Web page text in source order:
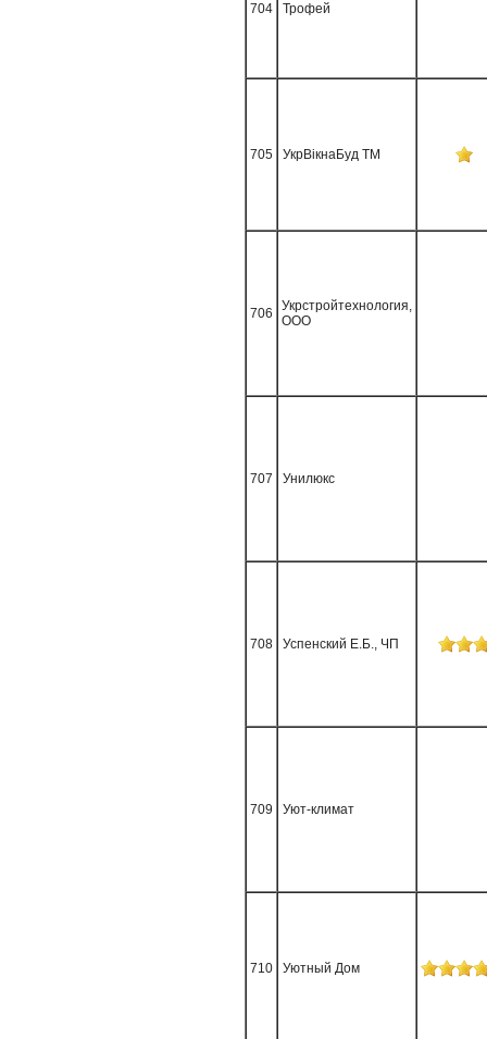
704 Трофей
705 УкрВікнаБуд ТМ
706
Укрстройтехнология,
ООО
707 Унилюкс
708 Успенский Е.Б., ЧП
709 Уют-климат
710 Уютный Дом